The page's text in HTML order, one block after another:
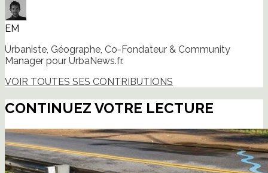
EM
Urbaniste, Géographe, Co-Fondateur & Community
Manager pour UrbaNews.fr.
VOIR TOUTES SES CONTRIBUTIONS
CONTINUEZ VOTRE LECTURE